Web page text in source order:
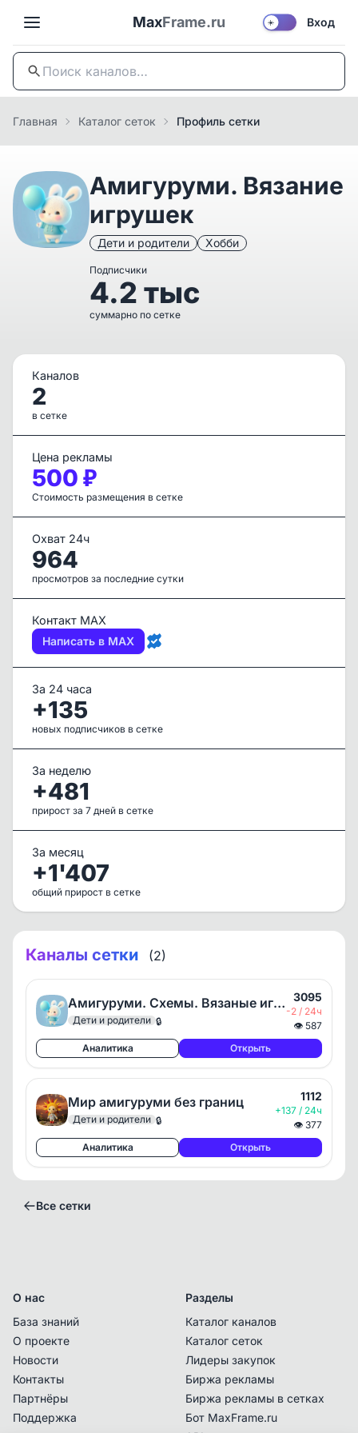
MaxFrame.ru ☀️ Вход
Главная Каталог сеток Профиль сетки
Амигуруми. Вязание
игрушек
Дети и родители Хобби
Подписчики
4.2 тыс
суммарно по сетке
Каналов
2
в сетке
Цена рекламы
500 ₽
Стоимость размещения в сетке
Охват 24ч
964
просмотров за последние сутки
Контакт MAX
Написать в MAX
За 24 часа
+135
новых подписчиков в сетке
За неделю
+481
прирост за 7 дней в сетке
За месяц
+1'407
общий прирост в сетке
Каналы сетки (2)
Амигуруми. Схемы. Вязаные игрушки.
Дети и родители 🔒
3095
-2 / 24ч
👁 587
Аналитика
Открыть
Мир амигуруми без границ
Дети и родители 🔒
1112
+137 / 24ч
👁 377
Аналитика
Открыть
Все сетки
Владелец сетки с данным контактом
подтвердил последний раз право владения
О нас
База знаний
О проекте
Новости
Контакты
Партнёры
Поддержка
Разделы
Каталог каналов
Каталог сеток
Лидеры закупок
Биржа рекламы
Биржа рекламы в сетках
Бот MaxFrame.ru